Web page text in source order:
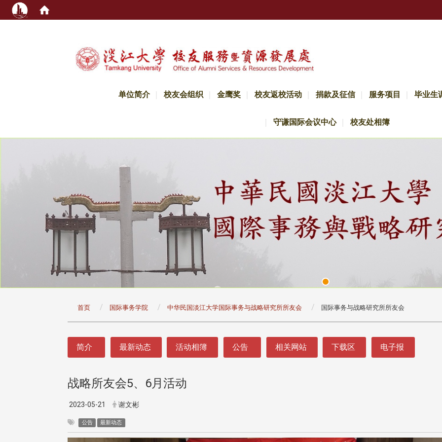
单位简介 校友会组织 金鹰奖 校友返校活动 捐款及征信 服务项目 毕业生
守谦国际会议中心 校友处相簿
首页 国际事务学院 中华民国淡江大学国际事务与战略研究所所友会 国际事务与战略研究所所友会
简介 最新动态 活动相簿 公告 相关网站 下载区 电子报
战略所友会5、6月活动
2023-05-21 谢文彬
公告 最新动态